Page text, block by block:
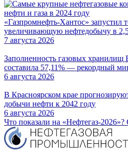
«Газпромнефть-Хантос» запустил
увеличивающую нефтедобычу в 2,5
7 августа 2026
Заполненность газовых хранилищ
составила 57,11% — рекордный
6 августа 2026
В Красноярском крае
добычи нефти к 2042 году
6 августа 2026
Что показали на «Нефтегаз-